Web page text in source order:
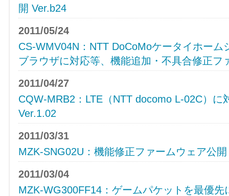
開 Ver.b24
2011/05/24
CS-WMV04N：NTT DoCoMoケータイホー
ブラウザに対応等、機能追加・不具合修正フ
2011/04/27
CQW-MRB2：LTE（NTT docomo L-02C）に
Ver.1.02
2011/03/31
MZK-SNG02U：機能修正ファームウェア公
2011/03/04
MZK-WG300FF14：ゲームパケットを最優